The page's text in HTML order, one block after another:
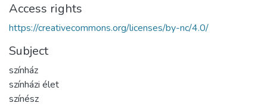
Access rights
https://creativecommons.org/licenses/by-nc/4.0/
Subject
színház
színházi élet
színész